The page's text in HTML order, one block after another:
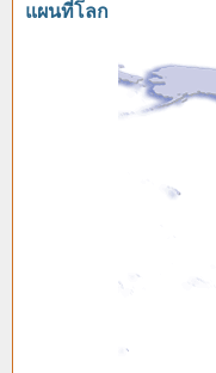
แผนที่โลก